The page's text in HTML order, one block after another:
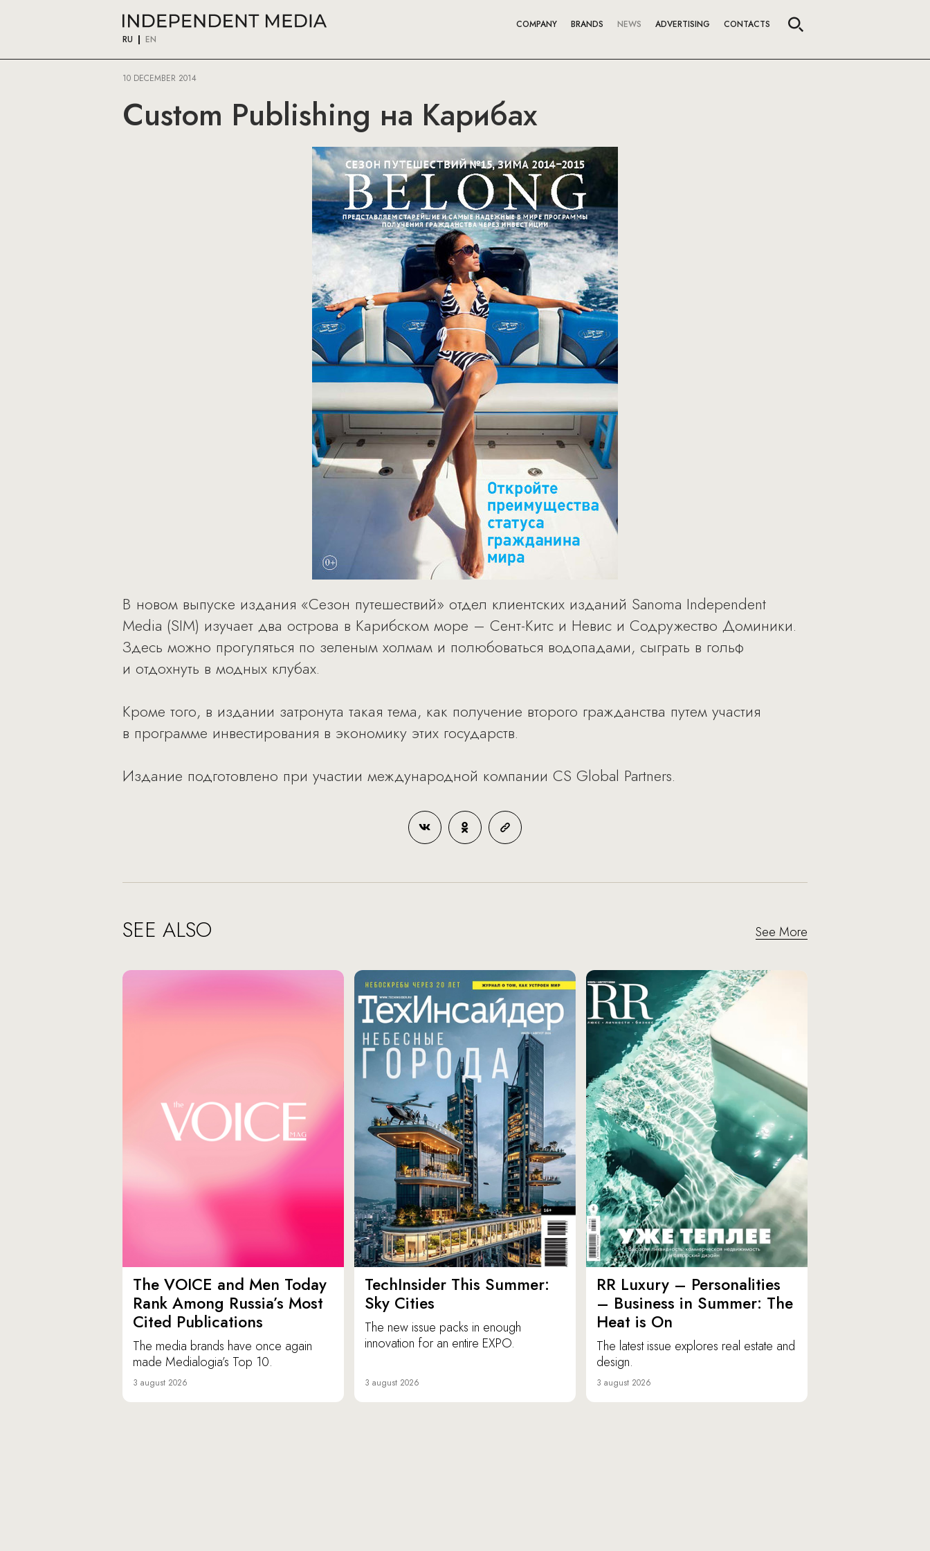
RU EN
COMPANY BRANDS NEWS ADVERTISING CONTACTS
10 DECEMBER 2014
Custom Publishing на Карибах
В новом выпуске издания «Сезон путешествий» отдел клиентских изданий Sanoma Independent
Media (SIM) изучает два острова в Карибском море – Сент-Китс и Невис и Содружество Доминики.
Здесь можно прогуляться по зеленым холмам и полюбоваться водопадами, сыграть в гольф
и отдохнуть в модных клубах.
Кроме того, в издании затронута такая тема, как получение второго гражданства путем участия
в программе инвестирования в экономику этих государств.
Издание подготовлено при участии международной компании CS Global Partners.
SEE ALSO See More
The VOICE and Men Today
Rank Among Russia’s Most
Cited Publications
The media brands have once again
made Medialogia’s Top 10.
3 august 2026
TechInsider This Summer:
Sky Cities
The new issue packs in enough
innovation for an entire EXPO.
3 august 2026
RR Luxury – Personalities
– Business in Summer: The
Heat is On
The latest issue explores real estate and
design.
3 august 2026